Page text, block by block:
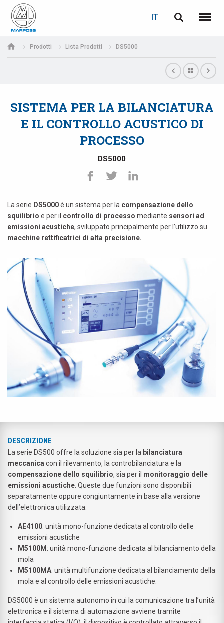
S.p.A.
IT
Menu
Prodotti Lista Prodotti DS5000
SISTEMA PER LA BILANCIATURA
E IL CONTROLLO ACUSTICO DI
PROCESSO
DS5000
La serie DS5000è un sistema per la compensazione dello
squilibrio e per il controllo di processo mediante sensori ad
emissioni acustiche, sviluppato principalmente per l’utilizzo su
macchine rettificatrici di alta precisione.
DESCRIZIONE
La serie DS500 offre la soluzione sia per la bilanciatura
meccanica con il rilevamento, la controbilanciatura e la
compensazione dello squilibrio, sia per il monitoraggio delle
emissioni acustiche . Queste due funzioni sono disponibili
separatamente oppure congiuntamente in base alla versione
dell’elettronica utilizzata.
AE4100: unità mono-funzione dedicata al controllo delle
emissioni acustiche
M5100M : unità mono-funzione dedicata al bilanciamento della
mola
M5100MA: unità multifunzione dedicata al bilanciamento della
mola e al controllo delle emissioni acustiche.
DS5000 è un sistema autonomo in cui la comunicazione tra l’unità
elettronica e il sistema di automazione avviene tramite
Deutsch
Español
日本語 (Japanese)
中文 (Chinese)
LOGIN
Password
Se non sei ancora registrato, fallo ora: è gratis! Clicca qui!